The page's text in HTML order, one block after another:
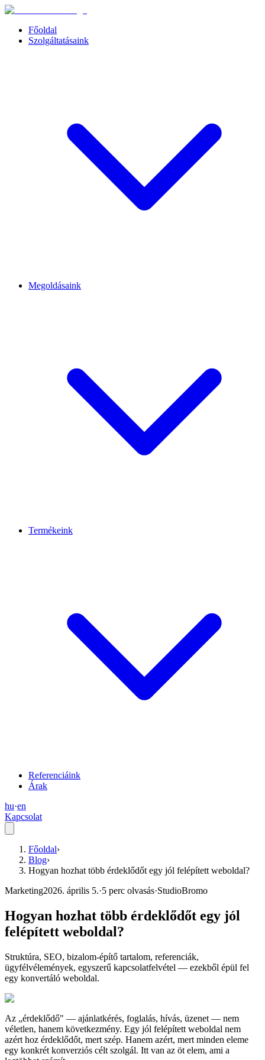
Főoldal
Szolgáltatásaink
Megoldásaink
Termékeink
Referenciáink
Árak
hu·en
Kapcsolat
Főoldal›
Blog›
Hogyan hozhat több érdeklődőt egy jól felépített weboldal?
Marketing2026. április 5.·5 perc olvasás·StudioBromo
Hogyan hozhat több érdeklődőt egy jól
felépített weboldal?
Struktúra, SEO, bizalom-építő tartalom, referenciák,
ügyfélvélemények, egyszerű kapcsolatfelvétel — ezekből épül fel
egy konvertáló weboldal.
Az „érdeklődő" — ajánlatkérés, foglalás, hívás, üzenet — nem
véletlen, hanem következmény. Egy jól felépített weboldal nem
azért hoz érdeklődőt, mert szép. Hanem azért, mert minden eleme
egy konkrét konverziós célt szolgál. Itt van az öt elem, ami a